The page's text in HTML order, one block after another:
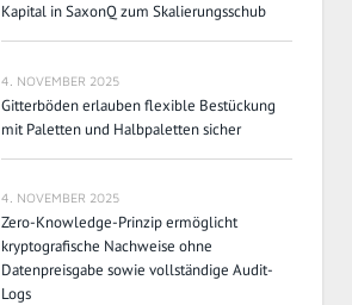
Kapital in SaxonQ zum Skalierungsschub
4. NOVEMBER 2025
Gitterböden erlauben flexible Bestückung
mit Paletten und Halbpaletten sicher
4. NOVEMBER 2025
Zero-Knowledge-Prinzip ermöglicht
kryptografische Nachweise ohne
Datenpreisgabe sowie vollständige Audit-
Logs